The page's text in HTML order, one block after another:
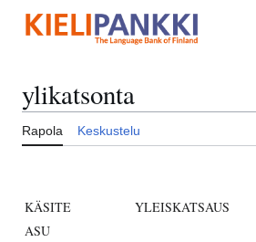
sisältöön
ylikatsonta
Rapola Keskustelu
KÄSITE
YLEISKATSAUS
ASU